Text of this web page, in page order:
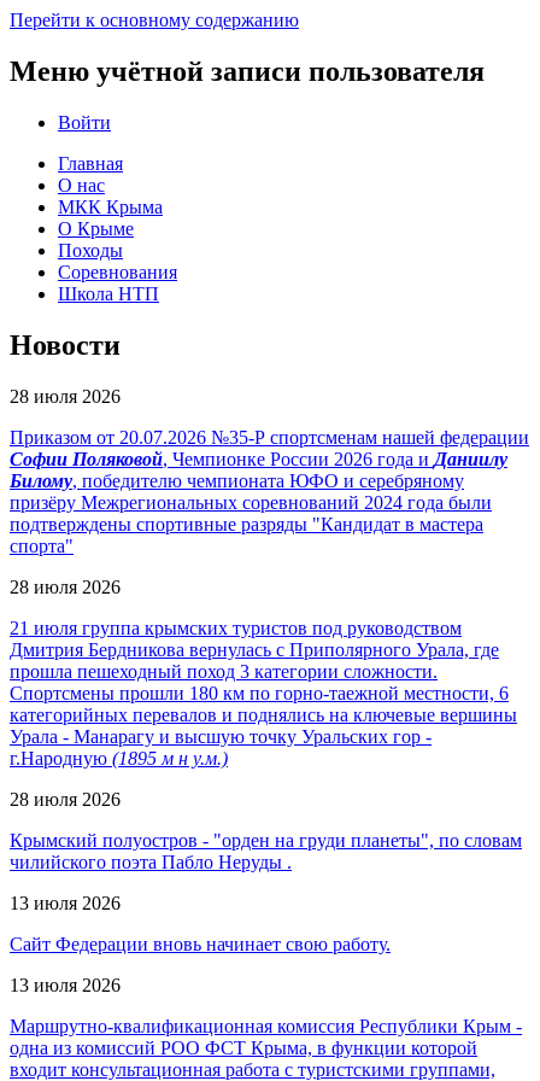
Перейти к основному содержанию
Меню учётной записи пользователя
Войти
Главная
О нас
МКК Крыма
О Крыме
Походы
Соревнования
Школа НТП
Новости
28 июля 2026
Приказом от 20.07.2026 №35-Р спортсменам нашей федерации
Софии Поляковой, Чемпионке России 2026 года и Даниилу
Билому, победителю чемпионата ЮФО и серебряному
призёру Межрегиональных соревнований 2024 года были
подтверждены спортивные разряды "Кандидат в мастера
спорта"
28 июля 2026
21 июля группа крымских туристов под руководством
Дмитрия Бердникова вернулась с Приполярного Урала, где
прошла пешеходный поход 3 категории сложности.
Спортсмены прошли 180 км по горно-таежной местности, 6
категорийных перевалов и поднялись на ключевые вершины
Урала - Манарагу и высшую точку Уральских гор -
г.Народную (1895 м н у.м.)
28 июля 2026
Крымский полуостров - "орден на груди планеты", по словам
чилийского поэта Пабло Неруды .
13 июля 2026
Сайт Федерации вновь начинает свою работу.
13 июля 2026
Маршрутно-квалификационная комиссия Республики Крым -
одна из комиссий РОО ФСТ Крыма, в функции которой
входит консультационная работа с туристскими группами,